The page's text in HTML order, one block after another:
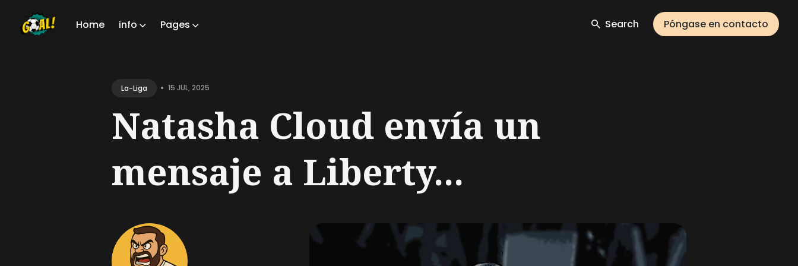
Home info Pages Search Póngase en contacto
La-Liga • 15 JUL, 2025
Natasha Cloud envía un
mensaje a Liberty...